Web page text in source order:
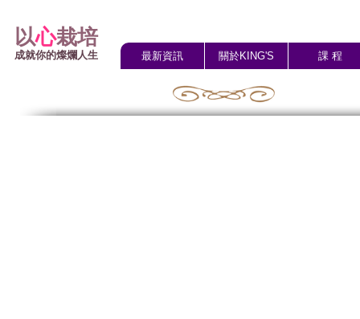
以心栽培
成就你的燦爛人生 最新資訊 關於KING'S 課 程